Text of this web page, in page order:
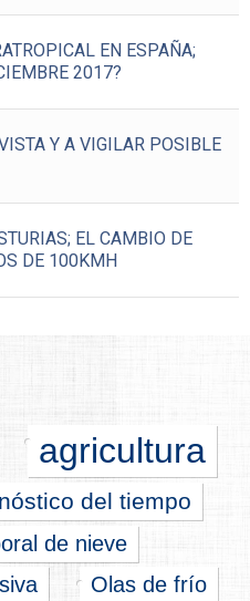
EN ESPAÑA;
2017?
Y A VIGILAR POSIBLE
EL CAMBIO DE
DE 100KMH
agricultura
del tiempo
de nieve
Olas de frío